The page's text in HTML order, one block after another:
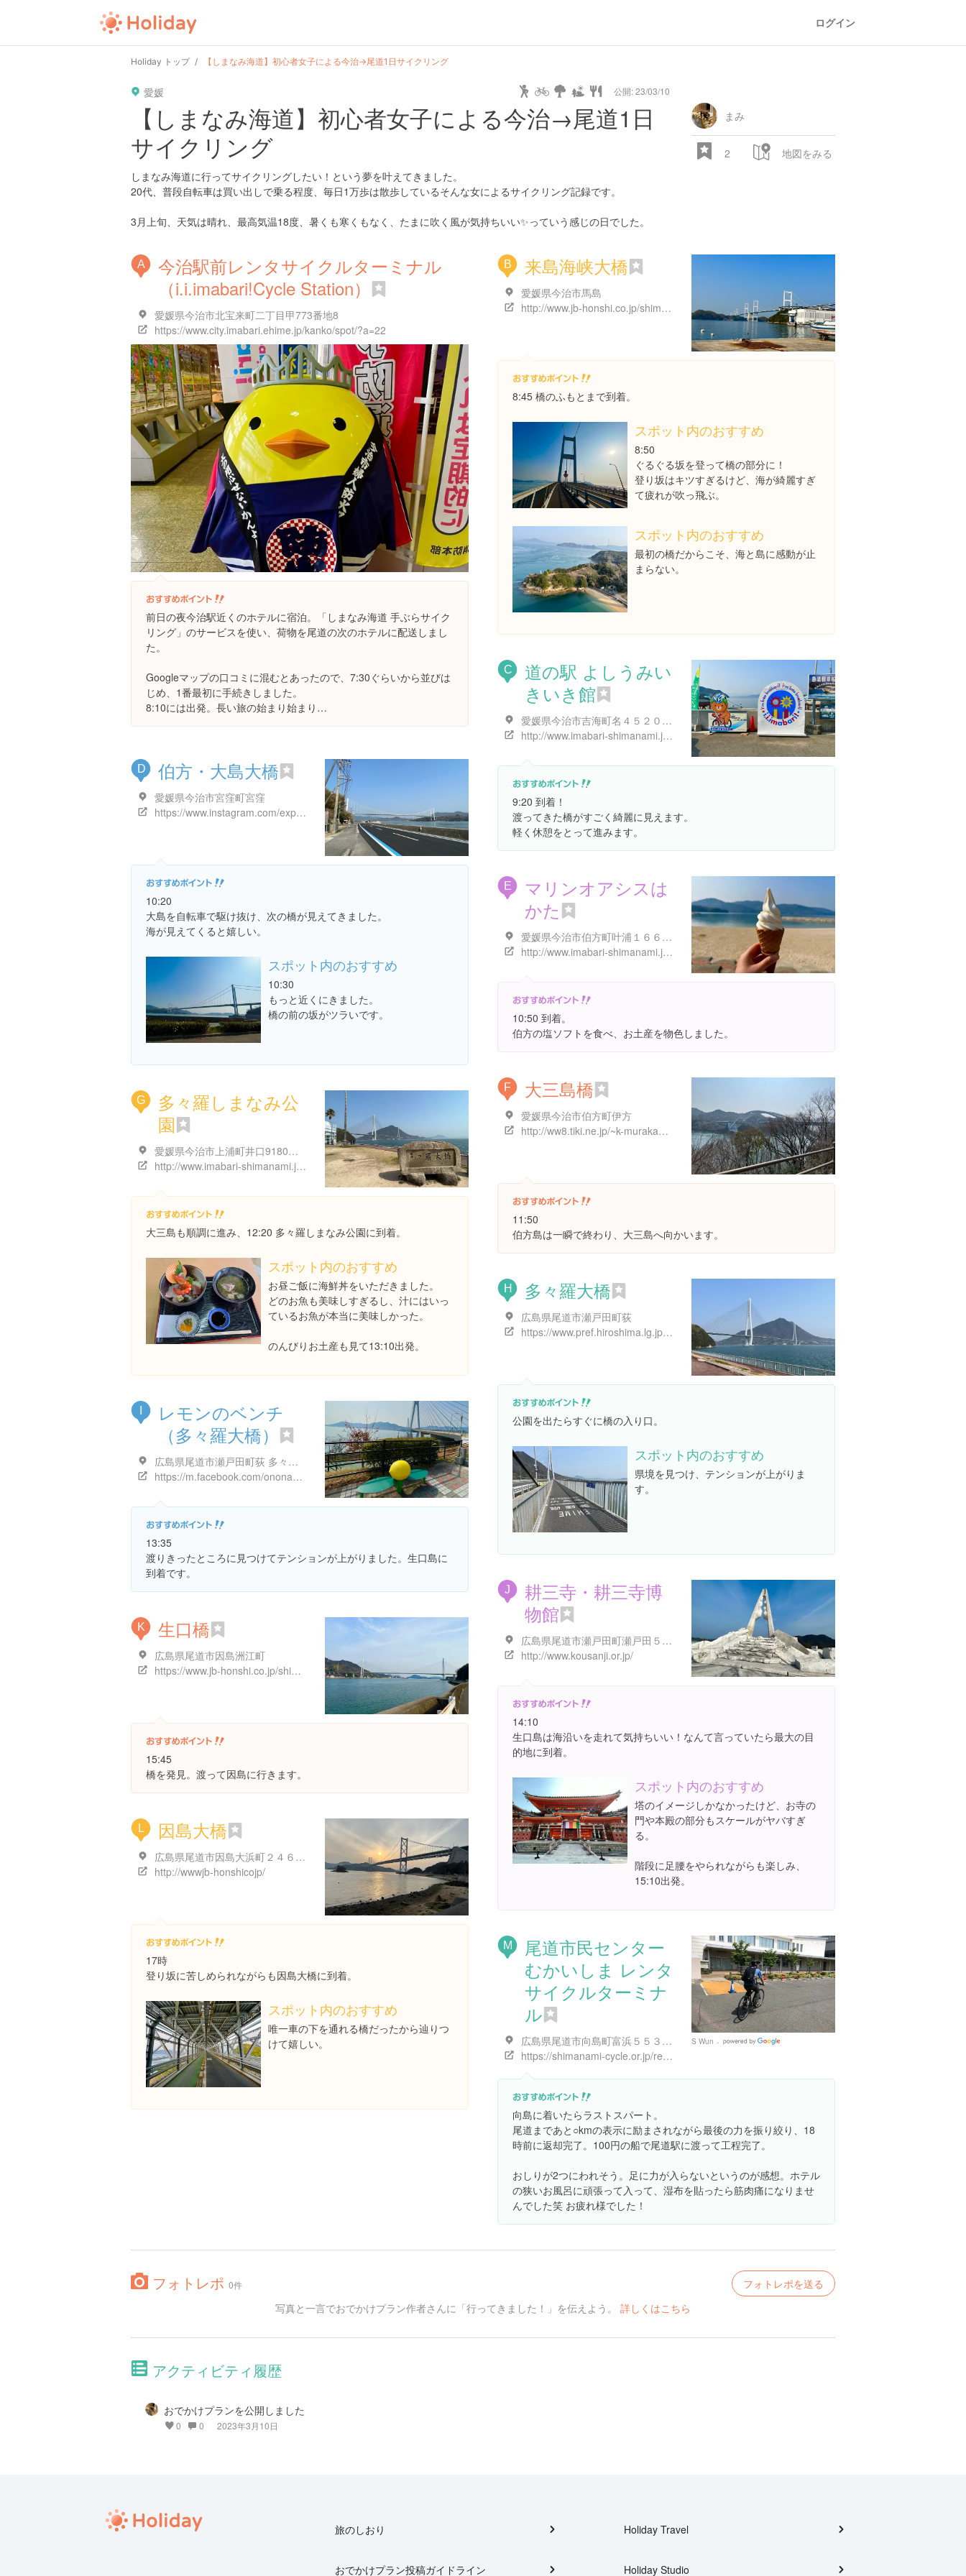
ログイン
Holiday トップ 【しまなみ海道】初心者女子による今治→尾道1日サイクリング
愛媛 公開: 23/03/10
【しまなみ海道】初心者女子による今治→尾道1日
サイクリング
しまなみ海道に行ってサイクリングしたい！という夢を叶えてきました。
20代、普段自転車は買い出しで乗る程度、毎日1万歩は散歩しているそんな女によるサイクリング記録です。
3月上旬、天気は晴れ、最高気温18度、暑くも寒くもなく、たまに吹く風が気持ちいい✨️っていう感じの日でした。
まみ
2 地図をみる
A
今治駅前レンタサイクルターミナル
（i.i.imabari!Cycle Station）
愛媛県今治市北宝来町二丁目甲773番地8
https://www.city.imabari.ehime.jp/kanko/spot/?a=22
前日の夜今治駅近くのホテルに宿泊。「しまなみ海道 手ぶらサイク
リング」のサービスを使い、荷物を尾道の次のホテルに配送しまし
た。
Googleマップの口コミに混むとあったので、7:30ぐらいから並びは
じめ、1番最初に手続きしました。
8:10には出発。長い旅の始まり始まり…
B 来島海峡大橋
愛媛県今治市馬島
http://www.jb-honshi.co.jp/shimanami/about/shimanami/p07.html
8:45 橋のふもとまで到着。
スポット内のおすすめ
8:50
ぐるぐる坂を登って橋の部分に！
登り坂はキツすぎるけど、海が綺麗すぎ
て疲れが吹っ飛ぶ。
スポット内のおすすめ
最初の橋だからこそ、海と島に感動が止
まらない。
C
道の駅 よしうみい
きいき館
愛媛県今治市吉海町名４５２０-２
http://www.imabari-shimanami.jp/ikiiki/
9:20 到着！
渡ってきた橋がすごく綺麗に見えます。
軽く休憩をとって進みます。
D 伯方・大島大橋
愛媛県今治市宮窪町宮窪
https://www.instagram.com/explore/locations/252750135
10:20
大島を自転車で駆け抜け、次の橋が見えてきました。
海が見えてくると嬉しい。
スポット内のおすすめ
10:30
もっと近くにきました。
橋の前の坂がツラいです。
E
マリンオアシスは
かた
愛媛県今治市伯方町叶浦１６６８-１
http://www.imabari-shimanami.jp/hakata/
10:50 到着。
伯方の塩ソフトを食べ、お土産を物色しました。
F 大三島橋
愛媛県今治市伯方町伊方
http://ww8.tiki.ne.jp/~k-murakami/simanami/br-omi.html
11:50
伯方島は一瞬で終わり、大三島へ向かいます。
G
多々羅しまなみ公
園
愛媛県今治市上浦町井口9180番地2
http://www.imabari-shimanami.jp/tatara/
大三島も順調に進み、12:20 多々羅しまなみ公園に到着。
スポット内のおすすめ
お昼ご飯に海鮮丼をいただきました。
どのお魚も美味しすぎるし、汁にはいっ
ているお魚が本当に美味しかった。
のんびりお土産も見て13:10出発。
H 多々羅大橋
広島県尾道市瀬戸田町荻
https://www.pref.hiroshima.lg.jp/soshiki/97/tatara-bridge.html
公園を出たらすぐに橋の入り口。
スポット内のおすすめ
県境を見つけ、テンションが上がりま
す。
レモンのベンチ
（多々羅大橋）
広島県尾道市瀬戸田町荻 多々羅大橋
https://m.facebook.com/ononavi.jp/posts/957653764252446?locale2=ja_JP
13:35
渡りきったところに見つけてテンションが上がりました。生口島に
到着です。
J
耕三寺・耕三寺博
物館
広島県尾道市瀬戸田町瀬戸田５５３-２
http://www.kousanji.or.jp/
14:10
生口島は海沿いを走れて気持ちいい！なんて言っていたら最大の目
的地に到着。
スポット内のおすすめ
塔のイメージしかなかったけど、お寺の
門や本殿の部分もスケールがヤバすぎ
る。
階段に足腰をやられながらも楽しみ、
15:10出発。
K 生口橋
広島県尾道市因島洲江町
https://www.jb-honshi.co.jp/shimanami/about/shimanami/p03.html
15:45
橋を発見。渡って因島に行きます。
L 因島大橋
広島県尾道市因島大浜町２４６-１
http://wwwjb-honshicojp/
17時
登り坂に苦しめられながらも因島大橋に到着。
スポット内のおすすめ
唯一車の下を通れる橋だったから辿りつ
けて嬉しい。
M
尾道市民センター
むかいしま レンタ
サイクルターミナ
ル
広島県尾道市向島町富浜５５３１-１
https://shimanami-cycle.or.jp/rental/terminal
S Wun
向島に着いたらラストスパート。
尾道まであと○kmの表示に励まされながら最後の力を振り絞り、18
時前に返却完了。100円の船で尾道駅に渡って工程完了。
おしりが2つにわれそう。足に力が入らないというのが感想。ホテル
の狭いお風呂に頑張って入って、湿布を貼ったら筋肉痛になりませ
んでした笑 お疲れ様でした！
フォトレポ 0件
フォトレポを送る
写真と一言でおでかけプラン作者さんに「行ってきました！」を伝えよう。 詳しくはこちら
アクティビティ履歴
おでかけプランを公開しました
0 0 2023年3月10日
旅のしおり
おでかけプラン投稿ガイドライン
Holiday Travel
Holiday Studio